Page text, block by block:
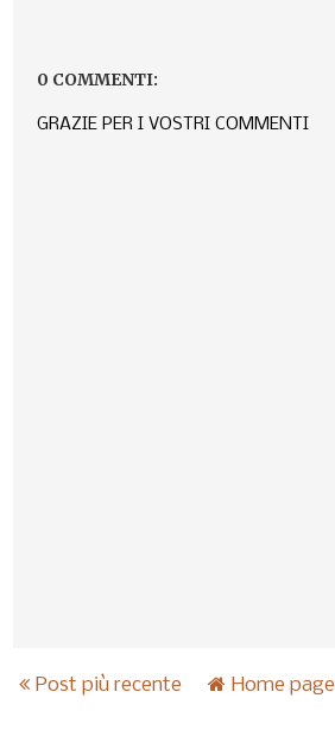
0 COMMENTI:
GRAZIE PER I VOSTRI COMMENTI
Post più recente Home page